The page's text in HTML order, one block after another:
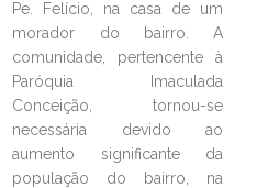
Pe. Felício, na casa de um
morador do bairro. A
comunidade, pertencente à
Paróquia Imaculada
Conceição, tornou-se
necessária devido ao
aumento significante da
população do bairro, na